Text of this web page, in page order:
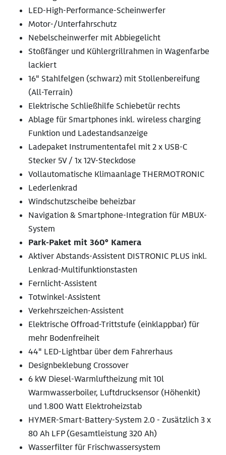
LED-High-Performance-Scheinwerfer
Motor-/Unterfahrschutz
Nebelscheinwerfer mit Abbiegelicht
Stoßfänger und Kühlergrillrahmen in Wagenfarbe
lackiert
16" Stahlfelgen (schwarz) mit Stollenbereifung
(All-Terrain)
Elektrische Schließhilfe Schiebetür rechts
Ablage für Smartphones inkl. wireless charging
Funktion und Ladestandsanzeige
Ladepaket Instrumententafel mit 2 x USB-C
Stecker 5V / 1x 12V-Steckdose
Vollautomatische Klimaanlage THERMOTRONIC
Lederlenkrad
Windschutzscheibe beheizbar
Navigation & Smartphone-Integration für MBUX-
System
Park-Paket mit 360° Kamera
Aktiver Abstands-Assistent DISTRONIC PLUS inkl.
Lenkrad-Multifunktionstasten
Fernlicht-Assistent
Totwinkel-Assistent
Verkehrszeichen-Assistent
Elektrische Offroad-Trittstufe (einklappbar) für
mehr Bodenfreiheit
44" LED-Lightbar über dem Fahrerhaus
Designbeklebung Crossover
6 kW Diesel-Warmluftheizung mit 10l
Warmwasserboiler, Luftdrucksensor (Höhenkit)
und 1.800 Watt Elektroheizstab
HYMER-Smart-Battery-System 2.0 - Zusätzlich 3 x
80 Ah LFP (Gesamtleistung 320 Ah)
Wasserfilter für Frischwassersystem